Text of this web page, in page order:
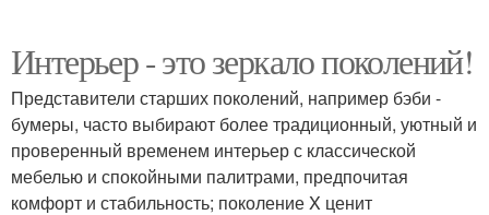
Интерьер - это зеркало поколений!
Представители старших поколений, например бэби -
бумеры, часто выбирают более традиционный, уютный и
проверенный временем интерьер с классической
мебелью и спокойными палитрами, предпочитая
комфорт и стабильность; поколение X ценит